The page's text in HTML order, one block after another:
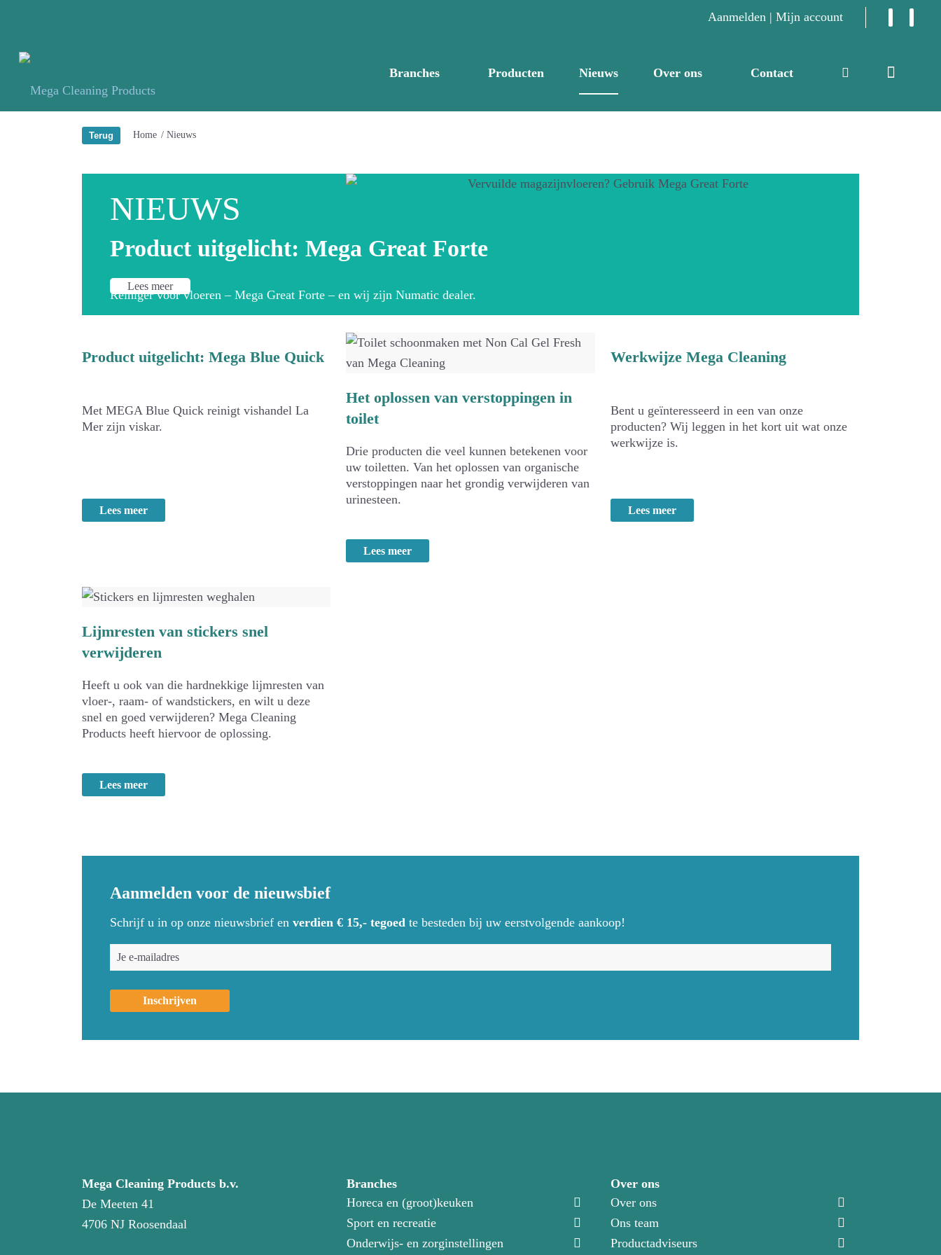
Aanmelden | Mijn account
Branches Producten Nieuws Over ons Contact
Home / Nieuws
Product uitgelicht: Mega Great Forte
Reiniger voor vloeren – Mega Great Forte – en wij zijn Numatic dealer.
Lees meer
Product uitgelicht: Mega Blue Quick
Met MEGA Blue Quick reinigt vishandel La
Mer zijn viskar.
Lees meer
Het oplossen van verstoppingen in
toilet
Drie producten die veel kunnen betekenen voor
uw toiletten. Van het oplossen van organische
verstoppingen naar het grondig verwijderen van
urinesteen.
Lees meer
Werkwijze Mega Cleaning
Bent u geïnteresseerd in een van onze
producten? Wij leggen in het kort uit wat onze
werkwijze is.
Lees meer
Lijmresten van stickers snel
verwijderen
Heeft u ook van die hardnekkige lijmresten van
vloer-, raam- of wandstickers, en wilt u deze
snel en goed verwijderen? Mega Cleaning
Products heeft hiervoor de oplossing.
Lees meer
Aanmelden voor de nieuwsbief
Schrijf u in op onze nieuwsbrief en verdien € 15,- tegoed te besteden bij uw eerstvolgende aankoop!
Mega Cleaning Products b.v.
De Meeten 41
4706 NJ Roosendaal
Branches
Horeca en (groot)keuken
Sport en recreatie
Onderwijs- en zorginstellingen
Over ons
Over ons
Ons team
Productadviseurs